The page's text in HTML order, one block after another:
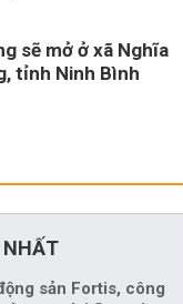
sẽ mở ở xã Nghĩa
tỉnh Ninh Bình
NHẤT
sản Fortis, công